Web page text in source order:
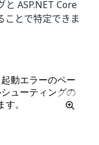
ASP.NET Core
ことで特定できま